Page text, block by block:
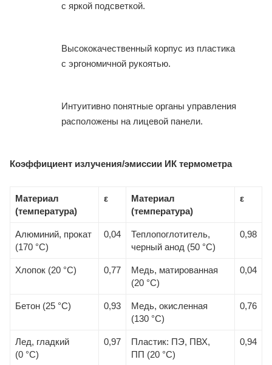
с яркой подсветкой.
Высококачественный корпус из пластика
с эргономичной рукоятью.
Интуитивно понятные органы управления
расположены на лицевой панели.
Коэффициент излучения/эмиссии ИК термометра
Материал
(температура)
ε
Материал
(температура)
ε
Алюминий, прокат
(170 °С)
0,04
Теплопоглотитель,
черный анод (50 °С)
0,98
Хлопок (20 °С) 0,77
Медь, матированная
(20 °С)
0,04
Бетон (25 °С) 0,93
Медь, окисленная
(130 °С)
0,76
Лед, гладкий
(0 °С)
0,97
Пластик: ПЭ, ПВХ,
ПП (20 °С)
0,94